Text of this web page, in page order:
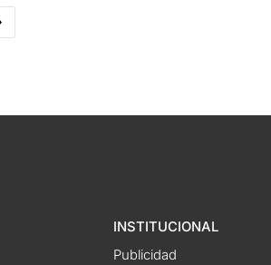
INSTITUCIONAL
Publicidad